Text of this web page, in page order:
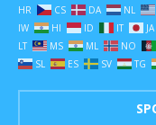
HR
CS DA NL
IW
HI ID IT JA
LT
MS ML NO
SL
ES SV TG